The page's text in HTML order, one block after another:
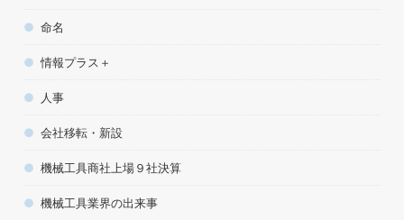
命名
情報プラス＋
人事
会社移転・新設
機械工具商社上場９社決算
機械工具業界の出来事